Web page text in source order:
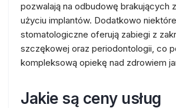
pozwalają na odbudowę brakujących
użyciu implantów. Dodatkowo
stomatologiczne oferują zabiegi z
szczękowej oraz periodontologii, co
kompleksową opiekę nad zdrowiem
Jakie są ceny usług